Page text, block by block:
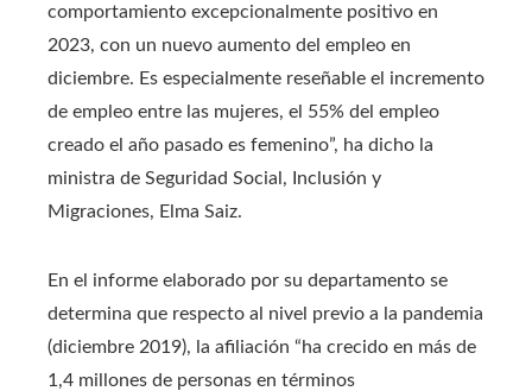
comportamiento excepcionalmente positivo en
2023, con un nuevo aumento del empleo en
diciembre. Es especialmente reseñable el incremento
de empleo entre las mujeres, el 55% del empleo
creado el año pasado es femenino”, ha dicho la
ministra de Seguridad Social, Inclusión y
Migraciones, Elma Saiz.
En el informe elaborado por su departamento se
determina que respecto al nivel previo a la pandemia
(diciembre 2019), la afiliación “ha crecido en más de
1,4 millones de personas en términos